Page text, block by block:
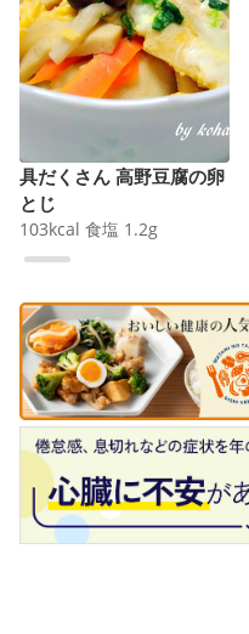
具だくさん 高野豆腐の卵
とじ
103kcal 食塩 1.2g